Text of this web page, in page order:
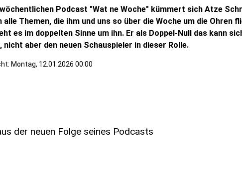
Podcast "Wat ne Woche" kümmert sich Atze
alle Themen, die ihm und uns so über die Woche um die Ohren
es im doppelten Sinne um ihn. Er als Doppel-Null das kann
nicht aber den neuen Schauspieler in dieser Rolle.
Montag, 12.01.2026 00:00
der neuen Folge seines Podcasts